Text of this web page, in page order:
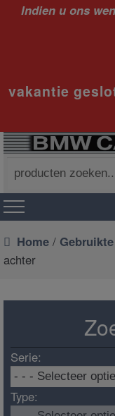
Indien u ons
vakantie
naar:
Home /
achter
Serie:
Type: